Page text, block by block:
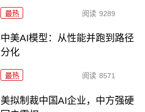
最热 阅读 9289
中美AI模型：从性能并跑到路径
分化
最热 阅读 8571
美拟制裁中国AI企业，中方强硬